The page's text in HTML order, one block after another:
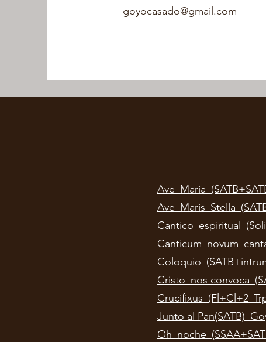
goyocasado@gmail.com
Cristo_nos
Junto al